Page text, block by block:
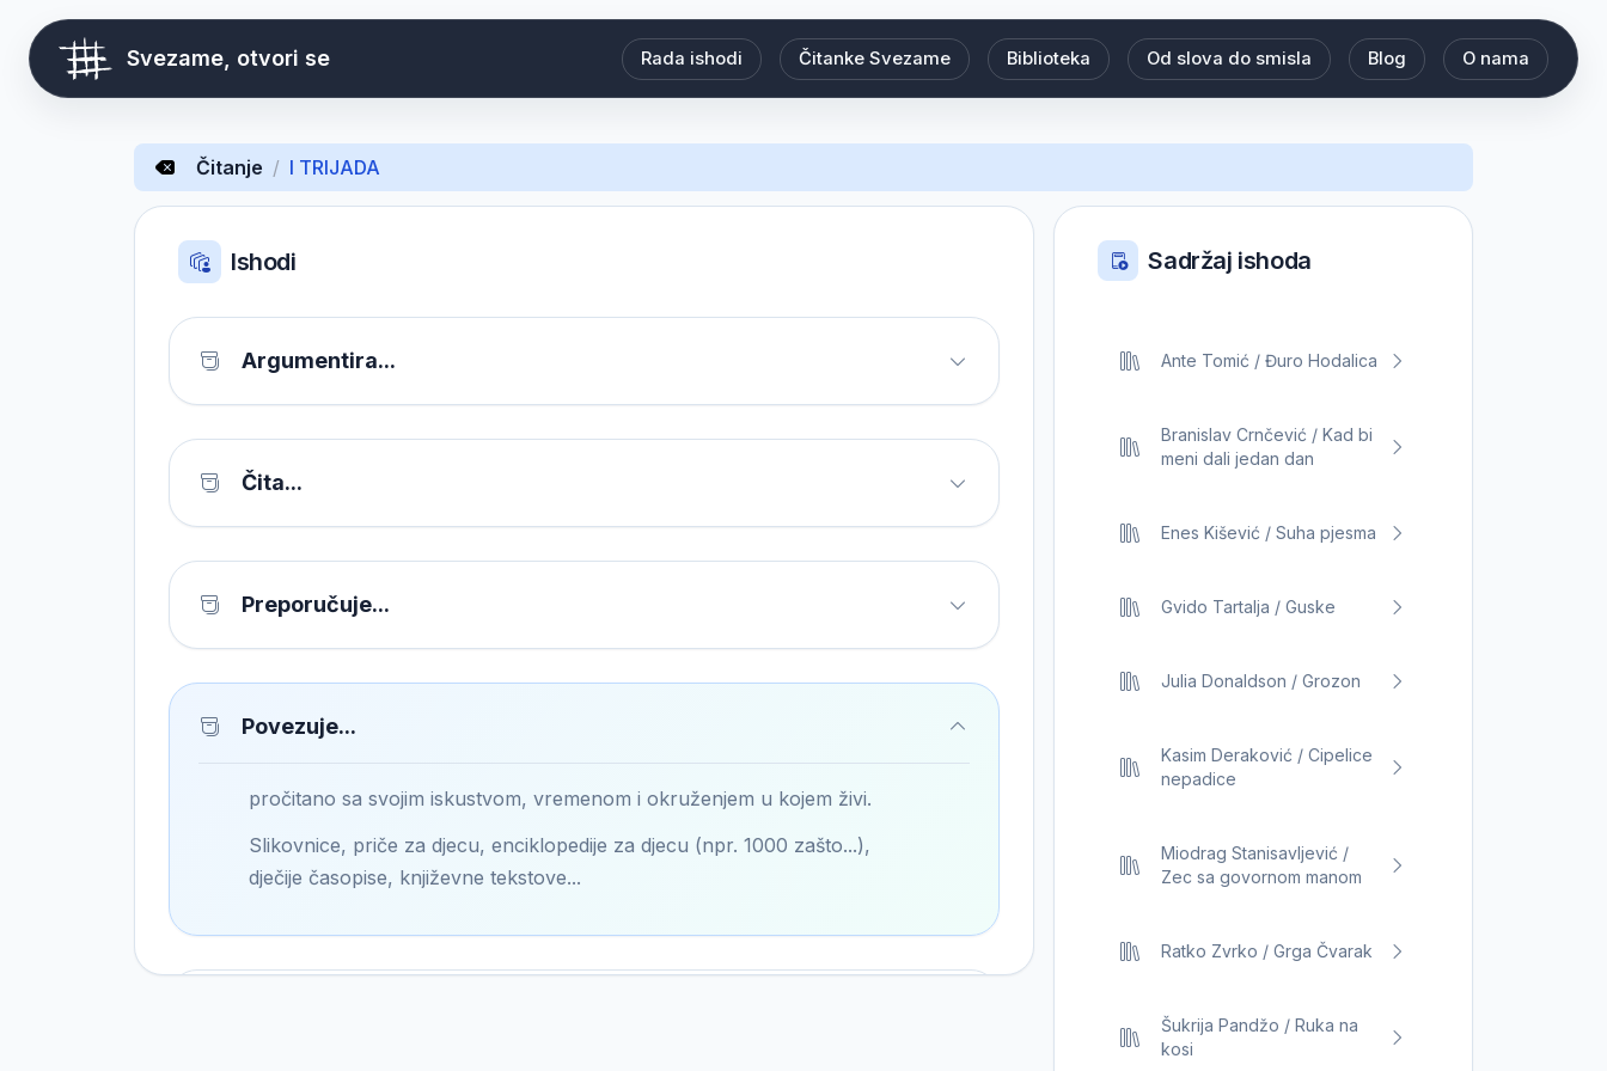
Svezame, otvori se Rada ishodi Čitanke Svezame Biblioteka Od slova do smisla Blog O nama
Čitanje / I TRIJADA
Ishodi
Argumentira...
Čita...
Preporučuje...
Povezuje...
pročitano sa svojim iskustvom, vremenom i okruženjem u kojem živi.
Slikovnice, priče za djecu, enciklopedije za djecu (npr. 1000 zašto...),
dječije časopise, književne tekstove...
Sadržaj ishoda
Ante Tomić / Đuro Hodalica
Branislav Crnčević / Kad bi
meni dali jedan dan
Enes Kišević / Suha pjesma
Gvido Tartalja / Guske
Julia Donaldson / Grozon
Kasim Deraković / Cipelice
nepadice
Miodrag Stanisavljević /
Zec sa govornom manom
Ratko Zvrko / Grga Čvarak
Šukrija Pandžo / Ruka na
kosi